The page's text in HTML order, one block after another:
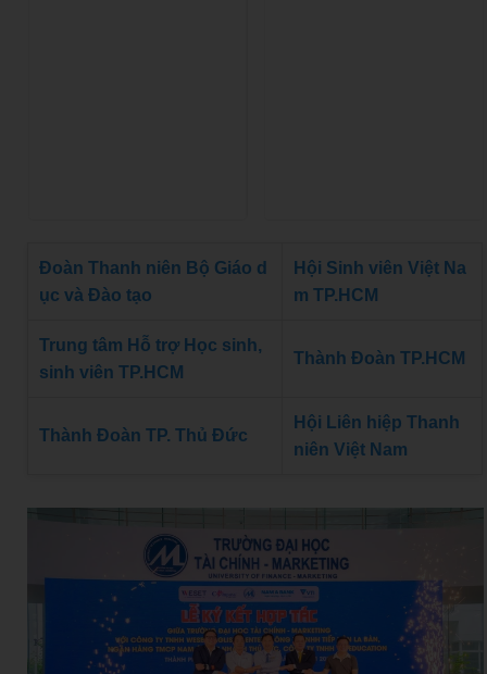
Đoàn Thanh niên Bộ Giáo d
ục và Đào tạo
Hội Sinh viên Việt Na
m TP.HCM
Trung tâm Hỗ trợ Học sinh,
sinh viên TP.HCM
Thành Đoàn TP.HCM
Thành Đoàn TP. Thủ Đức
Hội Liên hiệp Thanh
niên Việt Nam